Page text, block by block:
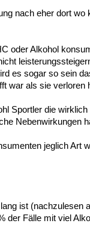
nach eher dort
oder Alkohol
es sogar so sein
war als sie verloren
Sportler die
Nebenwirkungen
jeglich Art
ist (nachzulesen
der Fälle mit viel